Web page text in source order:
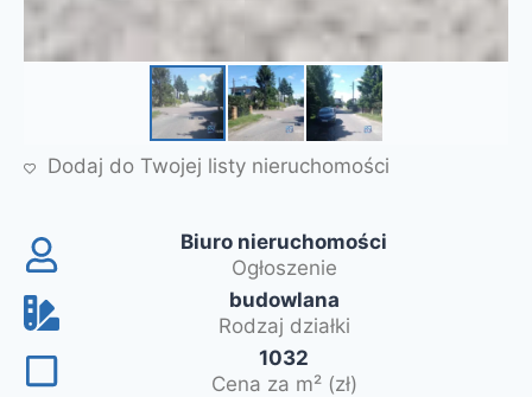
Dodaj do Twojej listy nieruchomości
Biuro nieruchomości
Ogłoszenie
budowlana
Rodzaj działki
1032
Cena za m² (zł)